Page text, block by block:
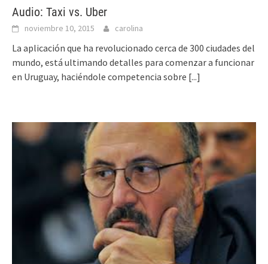
Audio: Taxi vs. Uber
noviembre 10, 2015 carolina
La aplicación que ha revolucionado cerca de 300 ciudades del
mundo, está ultimando detalles para comenzar a funcionar
en Uruguay, haciéndole competencia sobre [...]